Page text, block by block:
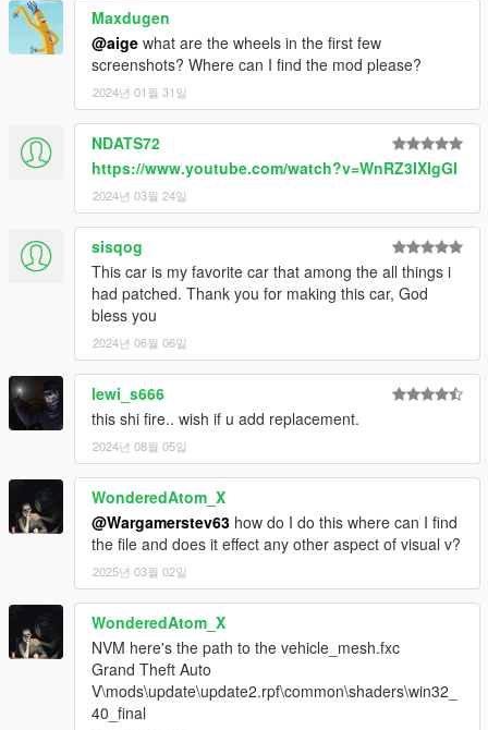
Maxdugen
@aige what are the wheels in the first few
screenshots? Where can I find the mod please?
2024년 01월 31일
NDATS72
https://www.youtube.com/watch?v=WnRZ3IXIgGI
2024년 03월 24일
sisqog
This car is my favorite car that among the all things i
had patched. Thank you for making this car, God
bless you
2024년 06월 06일
lewi_s666
this shi fire.. wish if u add replacement.
2024년 08월 05일
WonderedAtom_X
@Wargamerstev63 how do I do this where can I find
the file and does it effect any other aspect of visual v?
2025년 03월 02일
WonderedAtom_X
NVM here's the path to the vehicle_mesh.fxc
Grand Theft Auto
V\mods\update\update2.rpf\common\shaders\win32_
40_final